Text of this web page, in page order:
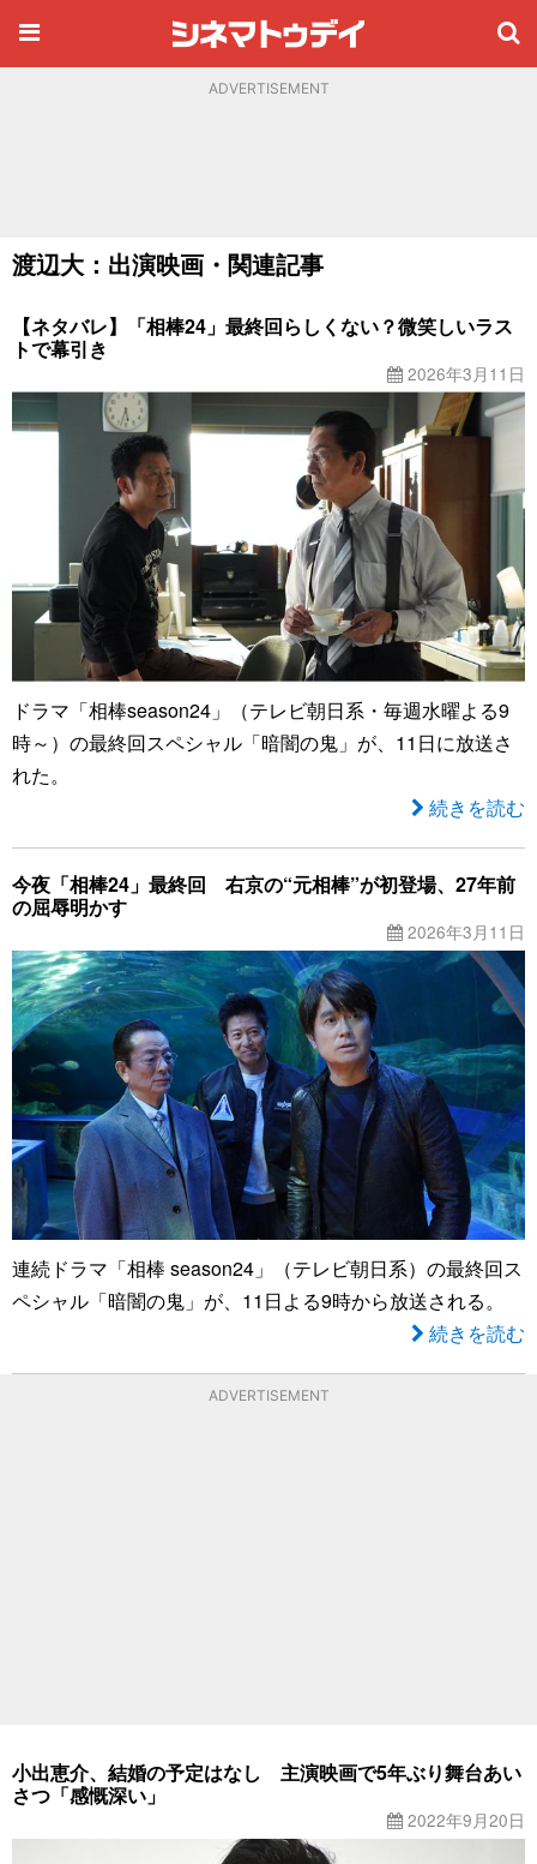
ADVERTISEMENT
渡辺大：出演映画・関連記事
【ネタバレ】「相棒24」最終回らしくない？微笑しいラス
トで幕引き
2026年3月11日
ドラマ「相棒season24」（テレビ朝日系・毎週水曜よる9
時～）の最終回スペシャル「暗闇の鬼」が、11日に放送さ
れた。
続きを読む
今夜「相棒24」最終回 右京の“元相棒”が初登場、27年前
の屈辱明かす
2026年3月11日
連続ドラマ「相棒 season24」（テレビ朝日系）の最終回ス
ペシャル「暗闇の鬼」が、11日よる9時から放送される。
続きを読む
ADVERTISEMENT
小出恵介、結婚の予定はなし 主演映画で5年ぶり舞台あい
さつ「感慨深い」
2022年9月20日